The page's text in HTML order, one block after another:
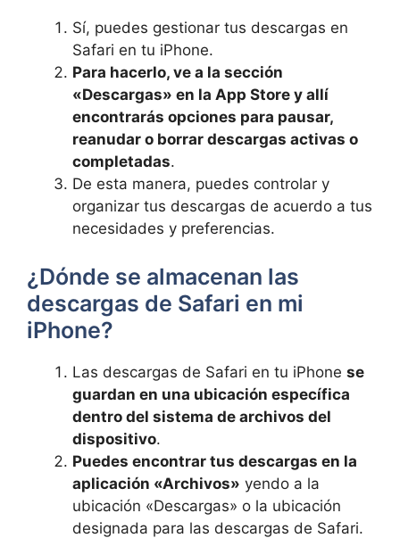
Sí, puedes gestionar tus descargas en
Safari en tu iPhone.
Para⁢ hacerlo, ve a la sección
«Descargas» ​en la⁤ App ⁣Store ⁢y ⁤allí
encontrarás opciones para pausar,
‍reanudar o borrar descargas activas o
completadas.
De esta ​manera, puedes controlar y
⁣organizar ​tus descargas de acuerdo a tus
necesidades y preferencias.
¿Dónde se almacenan las
descargas de Safari en mi
iPhone?
Las descargas de Safari en tu iPhone se
guardan en ⁢una ubicación específica
dentro del ⁤sistema‍ de archivos del
dispositivo.
Puedes encontrar tus descargas ⁣en la⁤
aplicación «Archivos» ​yendo ‌a‌ la
ubicación «Descargas» o la ubicación
designada para las descargas de​ Safari.